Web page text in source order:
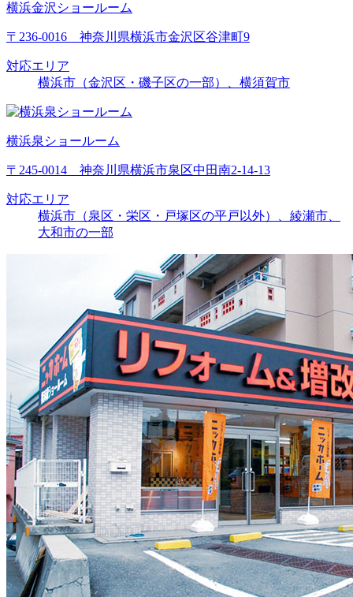
横浜金沢ショールーム
〒236-0016 神奈川県横浜市金沢区谷津町9
対応エリア
横浜市（金沢区・磯子区の一部）、横須賀市
横浜泉ショールーム
〒245-0014 神奈川県横浜市泉区中田南2-14-13
対応エリア
横浜市（泉区・栄区・戸塚区の平戸以外）、綾瀬市、
大和市の一部